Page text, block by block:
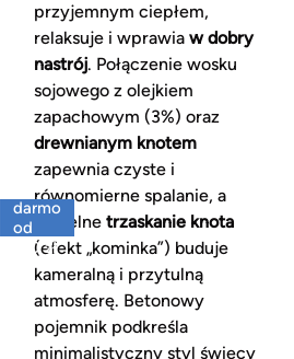
darmo
od
150 zł
przyjemnym ciepłem,
relaksuje i wprawia w dobry
nastrój. Połączenie wosku
sojowego z olejkiem
zapachowym (3%) oraz
drewnianym knotem
zapewnia czyste i
równomierne spalanie, a
subtelne trzaskanie knota
(efekt „kominka”) buduje
kameralną i przytulną
atmosferę. Betonowy
pojemnik podkreśla
minimalistyczny styl świecy